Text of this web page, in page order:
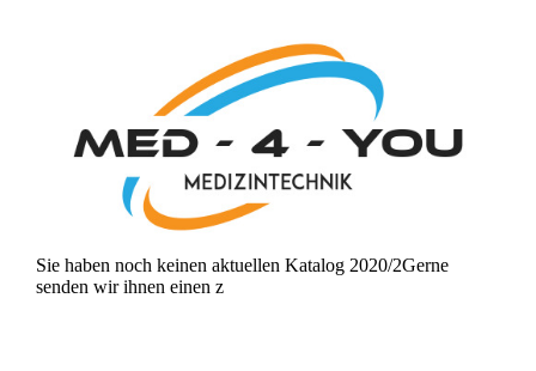
Sie haben noch keinen aktuellen Katalog 2020/2Gerne
senden wir ihnen einen z